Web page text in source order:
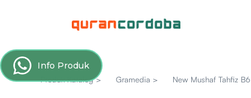
Info Produk
Produk Katalog > Gramedia > New Mushaf Tahfiz B6